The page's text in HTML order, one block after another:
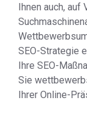
Ihnen auch, auf
SEO-Strategie
Ihre SEO-
Sie
Ihrer Online-